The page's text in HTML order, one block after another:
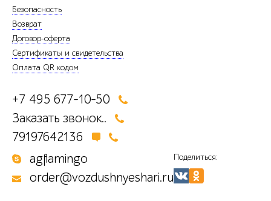
Безопасность
Возврат
Договор-оферта
Сертификаты и свидетельства
Оплата QR кодом
+7 495 677-10-50
Заказать звонок..
79197642136
agflamingo
order@vozdushnyeshari.ru
Поделиться: